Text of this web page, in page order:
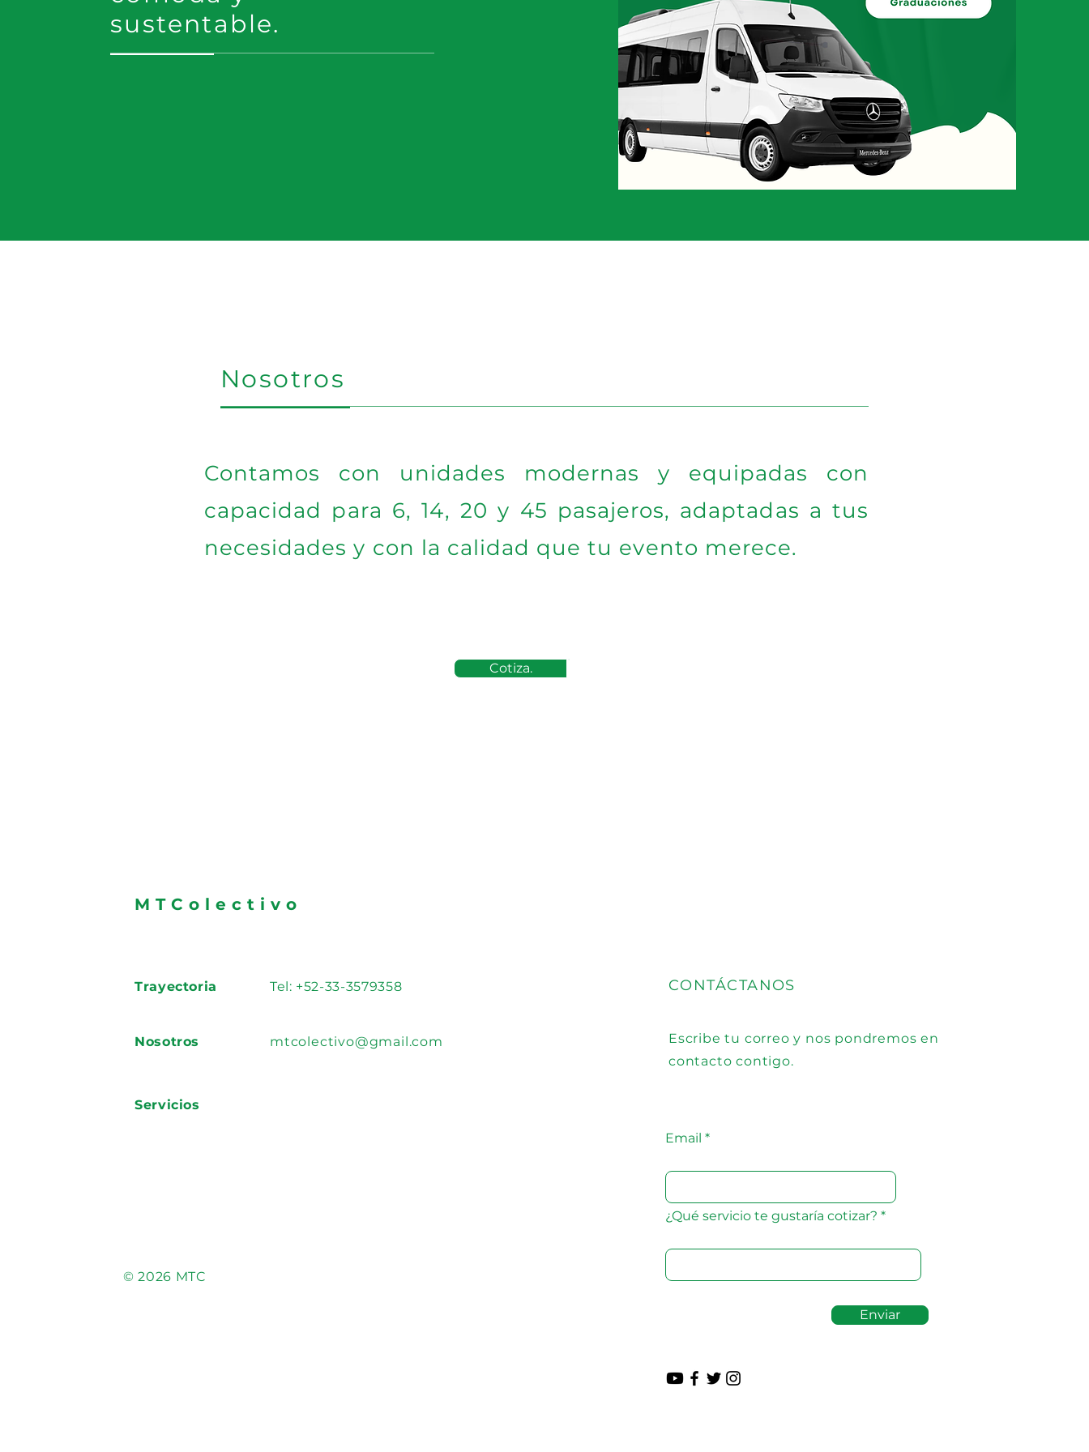
sustentable.
Nosotros
Contamos con unidades modernas y equipadas con
capacidad para 6, 14, 20 y 45 pasajeros, adaptadas a tus
necesidades y con la calidad que tu evento merece.
Cotiza.
MTColectivo
Trayectoria Tel: +52-33-3579358
Nosotros mtcolectivo@gmail.com
Servicios
CONTÁCTANOS
Escribe tu correo y nos pondremos en
contacto contigo.
Email
¿Qué servicio te gustaría cotizar?
Enviar
© 2026 MTC